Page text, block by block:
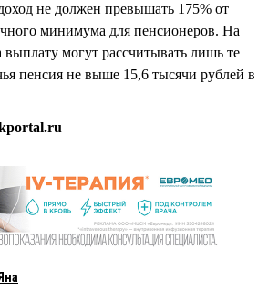
не должен превышать 175% от
минимума для пенсионеров. На
могут рассчитывать лишь те
пенсия не выше 15,6 тысячи рублей в